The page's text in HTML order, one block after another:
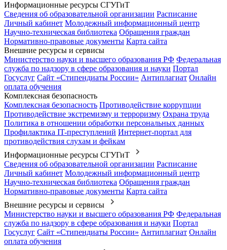
Информационные ресурсы СГУГиТ
Сведения об образовательной организации Расписание
Личный кабинет Молодежный информационный центр
Научно-техническая библиотека Обращения граждан
Нормативно-правовые документы Карта сайта
Внешние ресурсы и сервисы
Министерство науки и высшего образования РФ Федеральная
служба по надзору в сфере образования и науки Портал
Госуслуг Сайт «Стипендиаты России» Антиплагиат Онлайн
оплата обучения
Комплексная безопасность
Комплексная безопасность Противодействие коррупции
Противодействие экстремизму и терроризму Охрана труда
Политика в отношении обработки персональных данных
Профилактика IT-преступлений Интернет-портал для
противодействия слухам и фейкам
Информационные ресурсы СГУГиТ
Сведения об образовательной организации Расписание
Личный кабинет Молодежный информационный центр
Научно-техническая библиотека Обращения граждан
Нормативно-правовые документы Карта сайта
Внешние ресурсы и сервисы
Министерство науки и высшего образования РФ Федеральная
служба по надзору в сфере образования и науки Портал
Госуслуг Сайт «Стипендиаты России» Антиплагиат Онлайн
оплата обучения